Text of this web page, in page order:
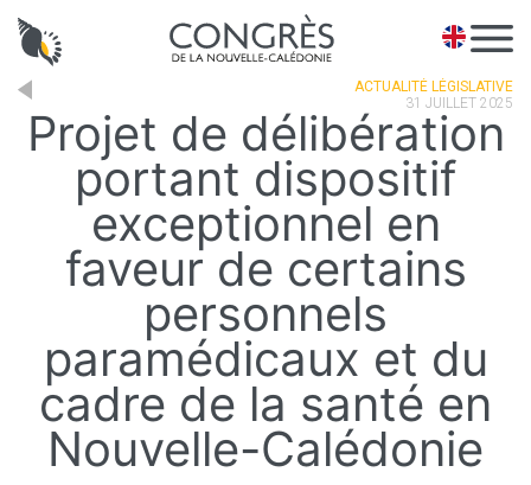
EN
ACTUALITÉ LÉGISLATIVE
31 JUILLET 2025
Projet de délibération
portant dispositif
exceptionnel en
faveur de certains
personnels
paramédicaux et du
cadre de la santé en
Nouvelle-Calédonie
Panneau de gestion des cookies